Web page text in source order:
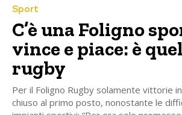
Sport
C’è una Foligno
vince e piace: è
rugby
Per il Foligno Rugby solamente vittorie
chiuso al primo posto, nonostante le